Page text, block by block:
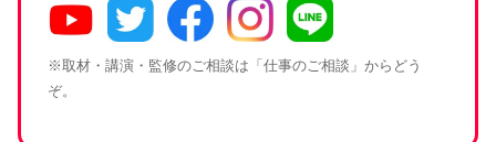
※取材・講演・監修のご相談は「仕事のご相談」からどう
ぞ。